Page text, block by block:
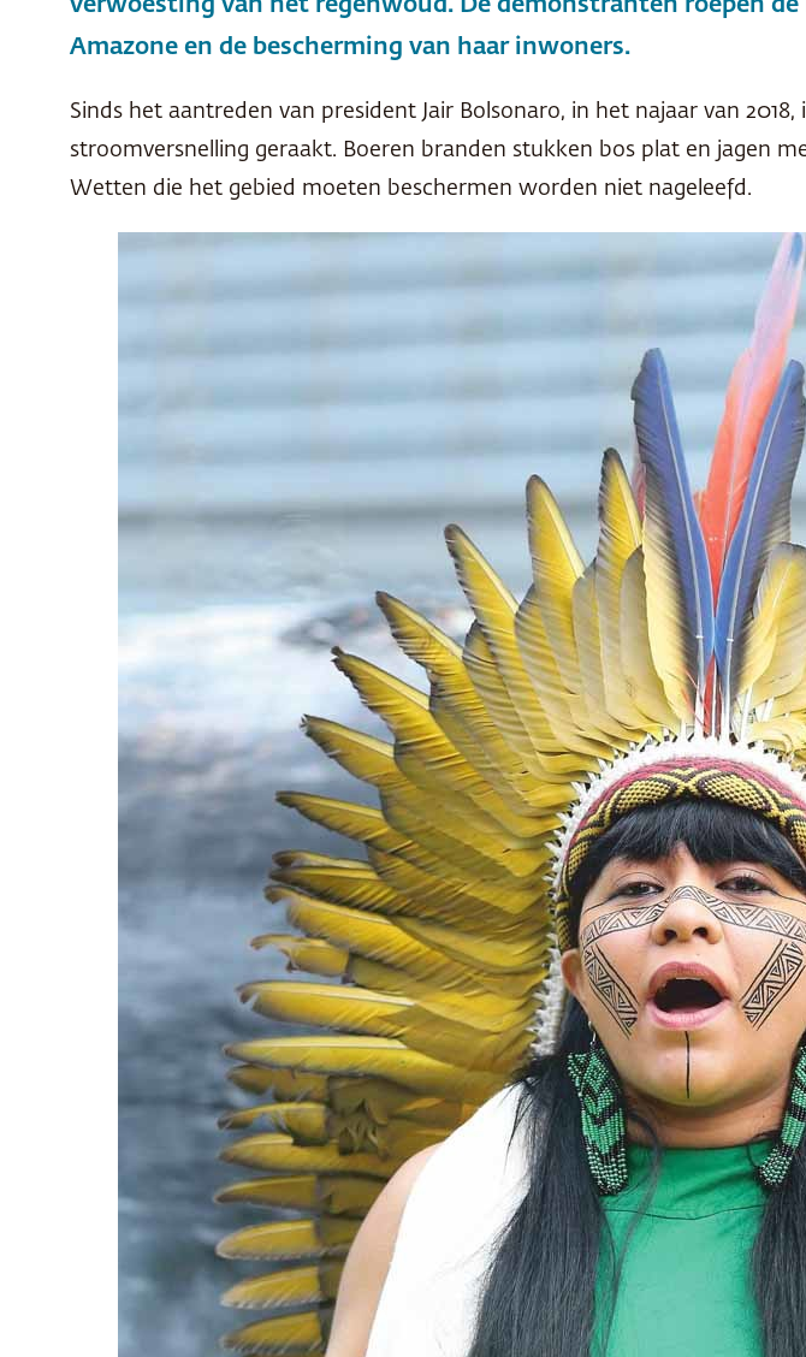
verwoesting van het regenwoud. De demonstranten roepen
Amazone en de bescherming van haar inwoners.
Sinds het aantreden van president Jair Bolsonaro, in het najaar van
stroomversnelling geraakt. Boeren branden stukken bos plat en jagen
Wetten die het gebied moeten beschermen worden niet nageleefd.